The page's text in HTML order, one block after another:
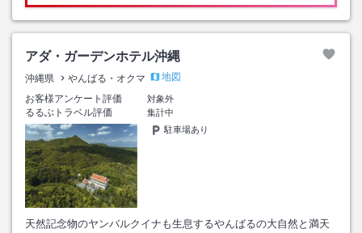
アダ・ガーデンホテル沖縄
沖縄県 やんばる・オクマ
地図
お客様アンケート評価
対象外
るるぶトラベル評価
集計中
駐車場あり
天然記念物のヤンバルクイナも生息するやんばるの大自然と満天